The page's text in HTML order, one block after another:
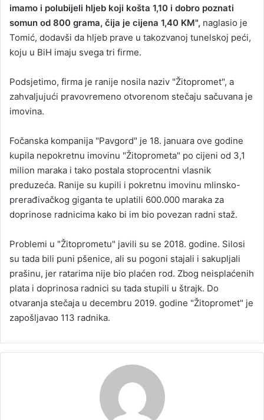
imamo i polubijeli hljeb koji košta 1,10 i dobro poznati
somun od 800 grama, čija je cijena 1,40 KM", naglasio je
Tomić, dodavši da hljeb prave u takozvanoj tunelskoj peći,
koju u BiH imaju svega tri firme.
Podsjetimo, firma je ranije nosila naziv "Žitopromet", a
zahvaljujući pravovremeno otvorenom stečaju sačuvana je
imovina.
Fočanska kompanija "Pavgord" je 18. januara ove godine
kupila nepokretnu imovinu "Žitoprometa" po cijeni od 3,1
milion maraka i tako postala stoprocentni vlasnik
preduzeća. Ranije su kupili i pokretnu imovinu mlinsko-
prerađivačkog giganta te uplatili 600.000 maraka za
doprinose radnicima kako bi im bio povezan radni staž.
Problemi u "Žitoprometu" javili su se 2018. godine. Silosi
su tada bili puni pšenice, ali su pogoni stajali i sakupljali
prašinu, jer ratarima nije bio plaćen rod. Zbog neisplaćenih
plata i doprinosa radnici su tada stupili u štrajk. Do
otvaranja stečaja u decembru 2019. godine "Žitopromet" je
zapošljavao 113 radnika.